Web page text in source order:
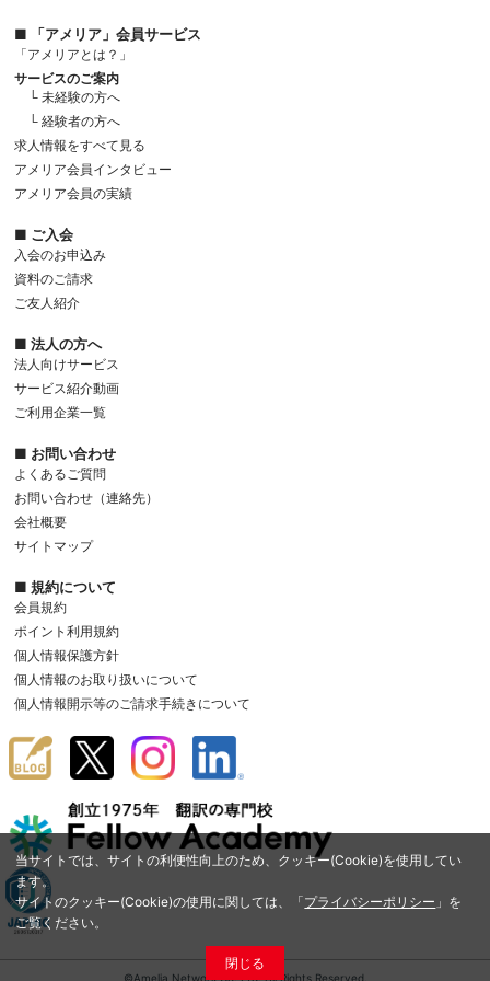
当サイトでは、サイトの利便性向上のため、クッキー(Cookie)を使用してい
ます。
サイトのクッキー(Cookie)の使用に関しては、「プライバシーポリシー 」を
ご覧ください。
閉じる
■ 「アメリア」会員サービス
「アメリアとは？」
サービスのご案内
└ 未経験の方へ
└ 経験者の方へ
求人情報をすべて見る
アメリア会員インタビュー
アメリア会員の実績
■ ご入会
入会のお申込み
資料のご請求
ご友人紹介
■ 法人の方へ
法人向けサービス
サービス紹介動画
ご利用企業一覧
■ お問い合わせ
よくあるご質問
お問い合わせ（連絡先）
会社概要
サイトマップ
■ 規約について
会員規約
ポイント利用規約
個人情報保護方針
個人情報のお取り扱いについて
個人情報開示等のご請求手続きについて
©Amelia Network Co.,Ltd. All Rights Reserved.